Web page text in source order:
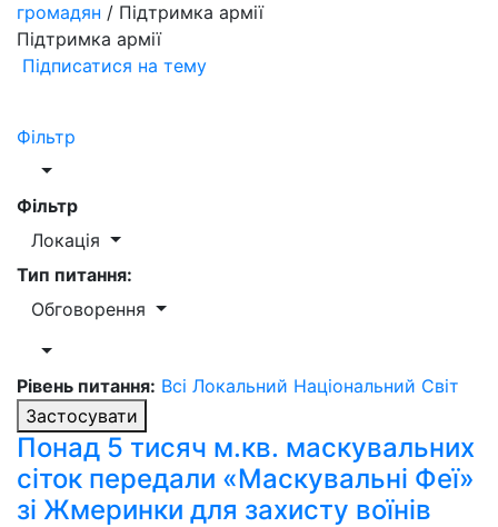
громадян / Підтримка армії
Підтримка армії
Підписатися на тему
Фільтр
Фільтр
Локація
Тип питання:
Обговорення
Рівень питання: Всі Локальний Національний Світ
Застосувати
Понад 5 тисяч м.кв. маскувальних
сіток передали «Маскувальні Феї»
зі Жмеринки для захисту воїнів